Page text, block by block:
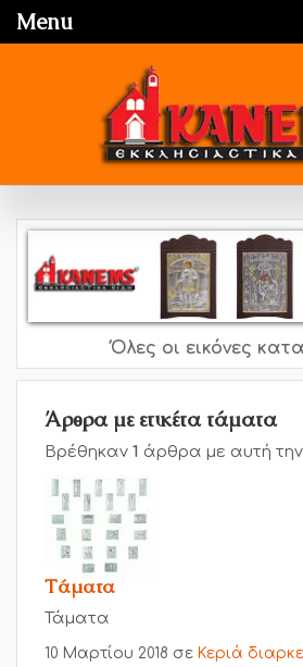
Menu
Όλες οι εικόνες
Άρθρα με ετικέτα τάματα
Βρέθηκαν 1 άρθρα με αυτή την
Τάματα
Τάματα
10 Μαρτίου 2018 σε Κεριά